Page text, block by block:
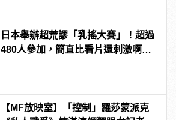
日本舉辦超荒謬「乳搖大賽」！超過
480人參加，簡直比看片還刺激啊！ |
【MF放映室】「控制」羅莎蒙派克